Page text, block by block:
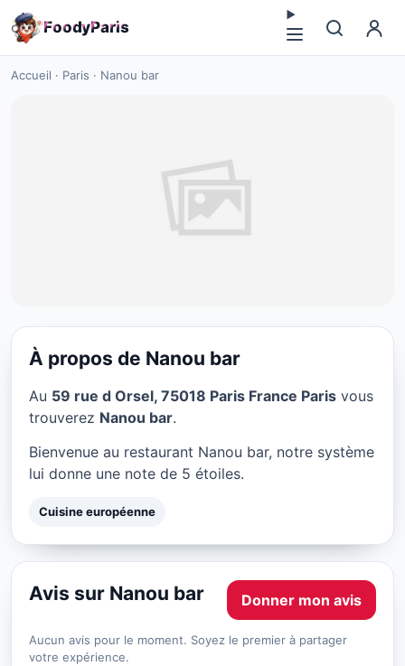
FoodyParis
Accueil · Paris · Nanou bar
Nanou bar à Paris
À propos de Nanou bar
Au 59 rue d Orsel, 75018 Paris France Paris vous
trouverez Nanou bar.
Bienvenue au restaurant Nanou bar, notre système
lui donne une note de 5 étoiles.
Cuisine européenne
Avis sur Nanou bar Donner mon avis
Aucun avis pour le moment. Soyez le premier à partager
votre expérience.